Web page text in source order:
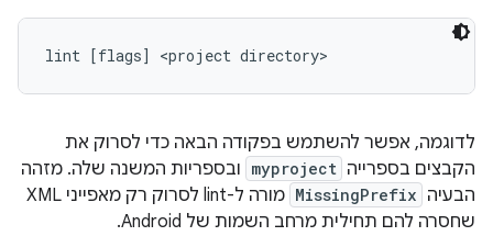
lint [flags] <project directory>
לדוגמה, אפשר להשתמש בפקודה הבאה כדי לסרוק את
הקבצים בספרייה myproject ובספריות המשנה שלה. מזהה
הבעיה MissingPrefix
מורה ל-lint לסרוק רק מאפייני XML
שחסרה להם תחילית מרחב השמות של Android.